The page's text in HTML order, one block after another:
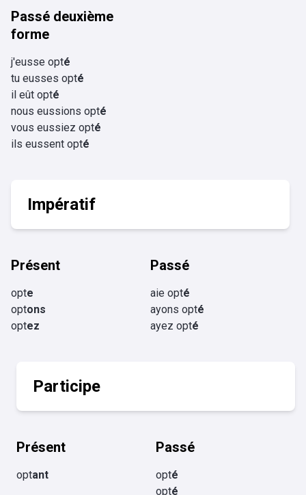
Passé deuxième
forme
j'eusse opté
tu eusses opté
il eût opté
nous eussions opté
vous eussiez opté
ils eussent opté
Impératif
Présent
opte
optons
optez
Passé
aie opté
ayons opté
ayez opté
Participe
Présent
optant
Passé
opté
opté